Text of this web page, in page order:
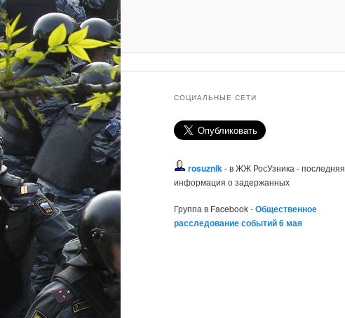
СОЦИАЛЬНЫЕ СЕТИ
rosuznik- в ЖЖ РосУзника - последняя
информация о задержанных
Группа в Facebook -Общественное
расследование событий 6 мая